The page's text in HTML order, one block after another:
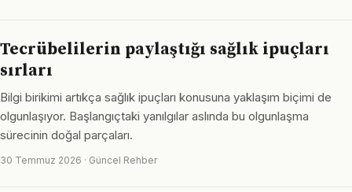
Tecrübelilerin paylaştığı sağlık ipuçları
sırları
Bilgi birikimi artıkça sağlık ipuçları konusuna yaklaşım biçimi de
olgunlaşıyor. Başlangıçtaki yanılgılar aslında bu olgunlaşma
sürecinin doğal parçaları.
30 Temmuz 2026 · Güncel Rehber